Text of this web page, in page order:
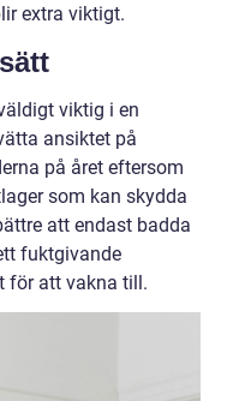
extra viktigt.
viktig i en
ansiktet på
på året eftersom
som kan skydda
att endast badda
fuktgivande
för att vakna till.